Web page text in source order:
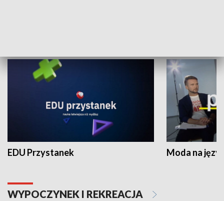
EDU Przystanek Moda na
WYPOCZYNEK I REKREACJA